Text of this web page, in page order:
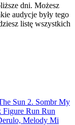
dni. Możesz
audycje były tego
listę wszystkich
Sun 2. Sombr My
Figure Run Run
Melody Mi